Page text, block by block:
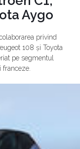
Aygo
privind
108 și Toyota
pe segmentul